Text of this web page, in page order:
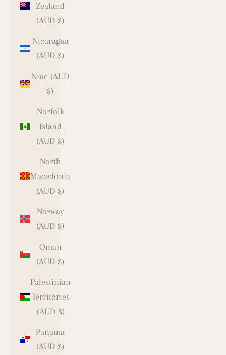
Zealand
(AUD $)
Nicaragua
(AUD $)
Niue (AUD
$)
Norfolk
Island
(AUD $)
North
Macedonia
(AUD $)
Norway
(AUD $)
Oman
(AUD $)
Palestinian
Territories
(AUD $)
Panama
(AUD $)